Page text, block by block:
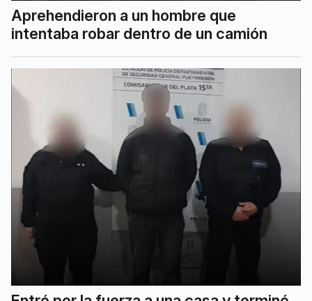
Aprehendieron a un hombre que
intentaba robar dentro de un camión